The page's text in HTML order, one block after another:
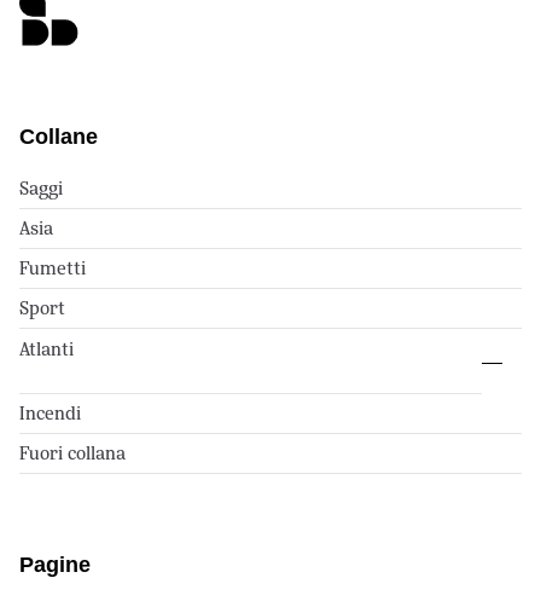
Collane
Saggi
Asia
Fumetti
Sport
Atlanti
Incendi
Fuori collana
Pagine